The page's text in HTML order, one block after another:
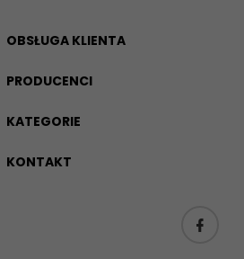
OBSŁUGA KLIENTA
PRODUCENCI
KATEGORIE
KONTAKT